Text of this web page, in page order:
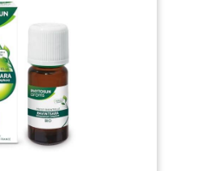
d'utilisation, demandez
gamme d'huiles essentielles
être au quotidien de toute la
famille. HEBBD, 100% pures et
100% naturelles, 100% totales et
100% intégrales. RETROUVEZ
TOUTE L'EXPERTISE, LES